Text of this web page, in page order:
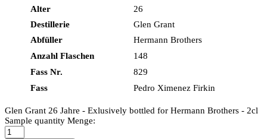
Alter
26
Destillerie
Glen Grant
Abfüller
Hermann Brothers
Anzahl Flaschen
148
Fass Nr.
829
Fass
Pedro Ximenez Firkin
Glen Grant 26 Jahre - Exlusively bottled for Hermann Brothers - 2cl
Sample quantity Menge: